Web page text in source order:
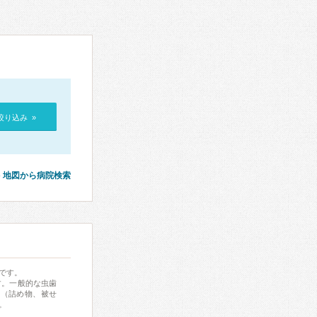
り込み »
地図から病院検索
す。
一般的な虫歯
詰め物、被せ